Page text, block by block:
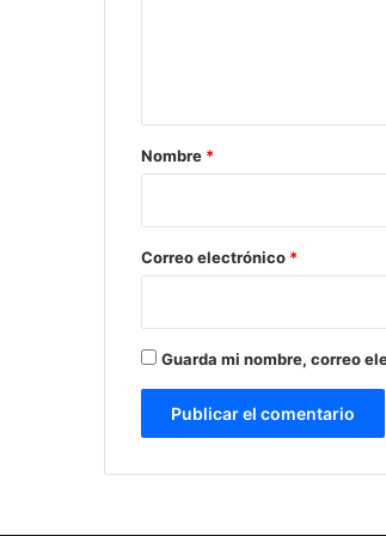
r
*
Nombre *
Correo electrónico *
Guarda mi nombre, correo